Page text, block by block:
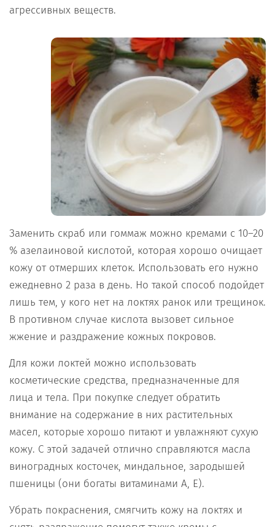
агрессивных веществ.
Заменить скраб или гоммаж можно кремами с 10–20
% азелаиновой кислотой, которая хорошо очищает
кожу от отмерших клеток. Использовать его нужно
ежедневно 2 раза в день. Но такой способ подойдет
лишь тем, у кого нет на локтях ранок или трещинок.
В противном случае кислота вызовет сильное
жжение и раздражение кожных покровов.
Для кожи локтей можно использовать
косметические средства, предназначенные для
лица и тела. При покупке следует обратить
внимание на содержание в них растительных
масел, которые хорошо питают и увлажняют сухую
кожу. С этой задачей отлично справляются масла
виноградных косточек, миндальное, зародышей
пшеницы (они богаты витаминами А, Е).
Убрать покраснения, смягчить кожу на локтях и